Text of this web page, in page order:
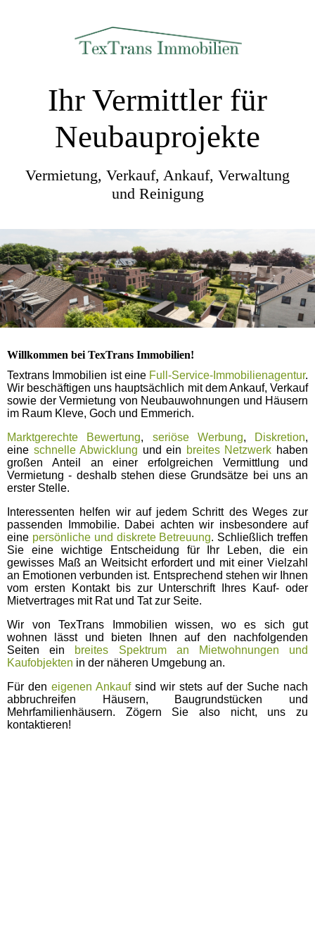
Ihr Vermittler für
Neubauprojekte
Vermietung, Verkauf, Ankauf, Verwaltung
und Reinigung
Willkommen bei TexTrans Immobilien!
Textrans Immobilien ist eine Full-Service-Immobilienagentur.
Wir beschäftigen uns hauptsächlich mit dem Ankauf, Verkauf
sowie der Vermietung von Neubauwohnungen und Häusern
im Raum Kleve, Goch und Emmerich.
Marktgerechte Bewertung, seriöse Werbung, Diskretion,
eine schnelle Abwicklung und ein breites Netzwerk haben
großen Anteil an einer erfolgreichen Vermittlung und
Vermietung - deshalb stehen diese Grundsätze bei uns an
erster Stelle.
Interessenten helfen wir auf jedem Schritt des Weges zur
passenden Immobilie. Dabei achten wir insbesondere auf
eine persönliche und diskrete Betreuung. Schließlich treffen
Sie eine wichtige Entscheidung für Ihr Leben, die ein
gewisses Maß an Weitsicht erfordert und mit einer Vielzahl
an Emotionen verbunden ist. Entsprechend stehen wir Ihnen
vom ersten Kontakt bis zur Unterschrift Ihres Kauf- oder
Mietvertrages mit Rat und Tat zur Seite.
Wir von TexTrans Immobilien wissen, wo es sich gut
wohnen lässt und bieten Ihnen auf den nachfolgenden
Seiten ein breites Spektrum an Mietwohnungen und
Kaufobjekten in der näheren Umgebung an.
Für den eigenen Ankaufsind wir stets auf der Suche nach
abbruchreifen Häusern, Baugrundstücken und
Mehrfamilienhäusern. Zögern Sie also nicht, uns zu
kontaktieren!